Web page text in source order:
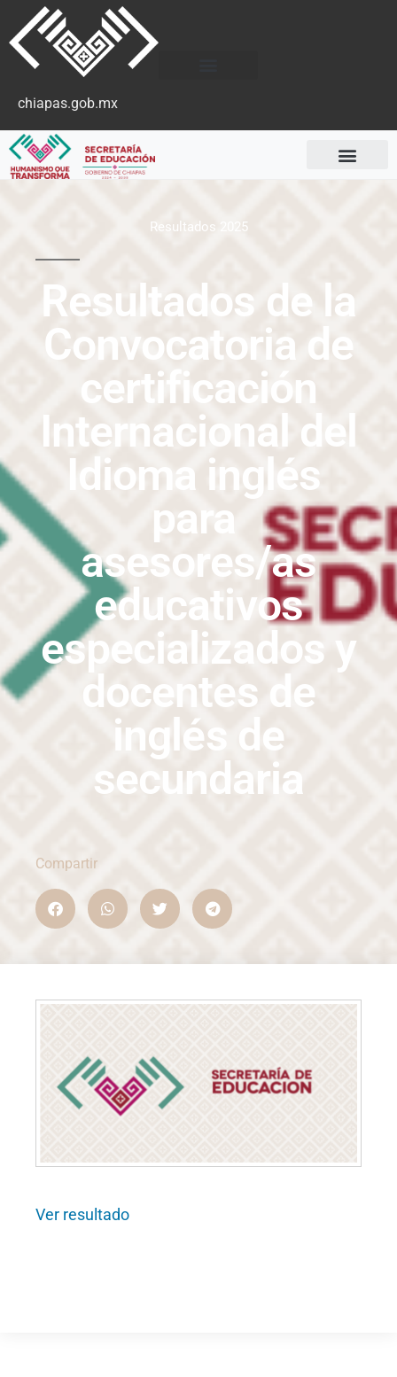
chiapas.gob.mx
Resultados 2025
Resultados de la
Convocatoria de
certificación
Internacional del
Idioma inglés
para
asesores/as
educativos
especializados y
docentes de
inglés de
secundaria
Compartir
Ver resultado